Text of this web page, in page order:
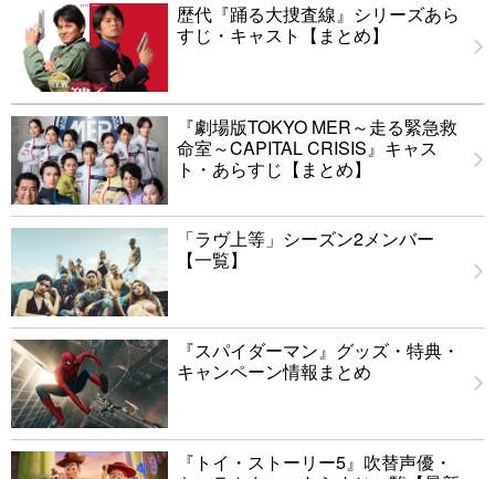
歴代『踊る大捜査線』シリーズあら
すじ・キャスト【まとめ】
『劇場版TOKYO MER～走る緊急救
命室～CAPITAL CRISIS』キャス
ト・あらすじ【まとめ】
「ラヴ上等」シーズン2メンバー
【一覧】
『スパイダーマン』グッズ・特典・
キャンペーン情報まとめ
『トイ・ストーリー5』吹替声優・